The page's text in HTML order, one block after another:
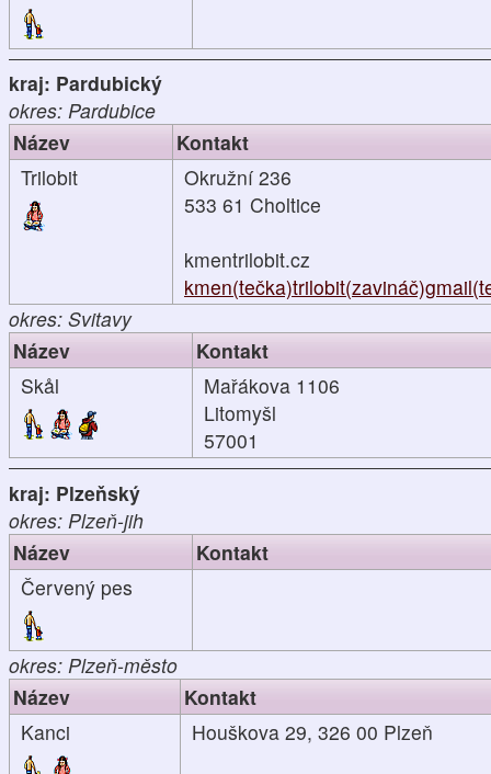
kraj: Pardubický
okres: Pardubice
Název
Kontakt
Trilobit
Okružní 236
533 61 Choltice
kmentrilobit.cz
okres: Svitavy
Název
Kontakt
Skål
Mařákova 1106
Litomyšl
57001
kraj: Plzeňský
okres: Plzeň-jih
Název
Kontakt
Červený pes
okres: Plzeň-město
Název
Kontakt
Kanci
Houškova 29, 326 00 Plzeň